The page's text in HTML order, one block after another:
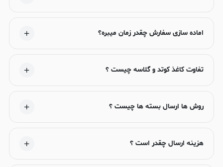
اماده سازی سفارش چقدر زمان میبره؟
تفاوت کاغذ کوتد و گلاسه چیست ؟
روش ها ارسال بسته ها چیست ؟
هزینه ارسال چقدر است ؟